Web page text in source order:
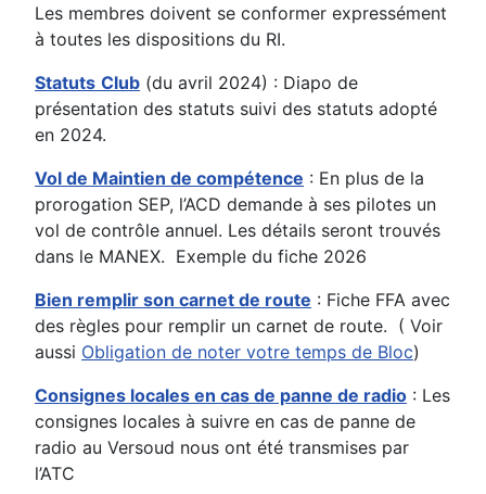
Les membres doivent se conformer expressément
à toutes les dispositions du RI.
Statuts Club (du avril 2024) : Diapo de
présentation des statuts suivi des statuts adopté
en 2024.
Vol de Maintien de compétence : En plus de la
prorogation SEP, l’ACD demande à ses pilotes un
vol de contrôle annuel. Les détails seront trouvés
dans le MANEX. Exemple du fiche 2026
Bien remplir son carnet de route : Fiche FFA avec
des règles pour remplir un carnet de route. ( Voir
aussi Obligation de noter votre temps de Bloc)
Consignes locales en cas de panne de radio : Les
consignes locales à suivre en cas de panne de
radio au Versoud nous ont été transmises par
l’ATC